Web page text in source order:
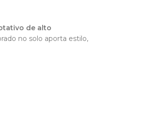
de alto
no solo aporta estilo,